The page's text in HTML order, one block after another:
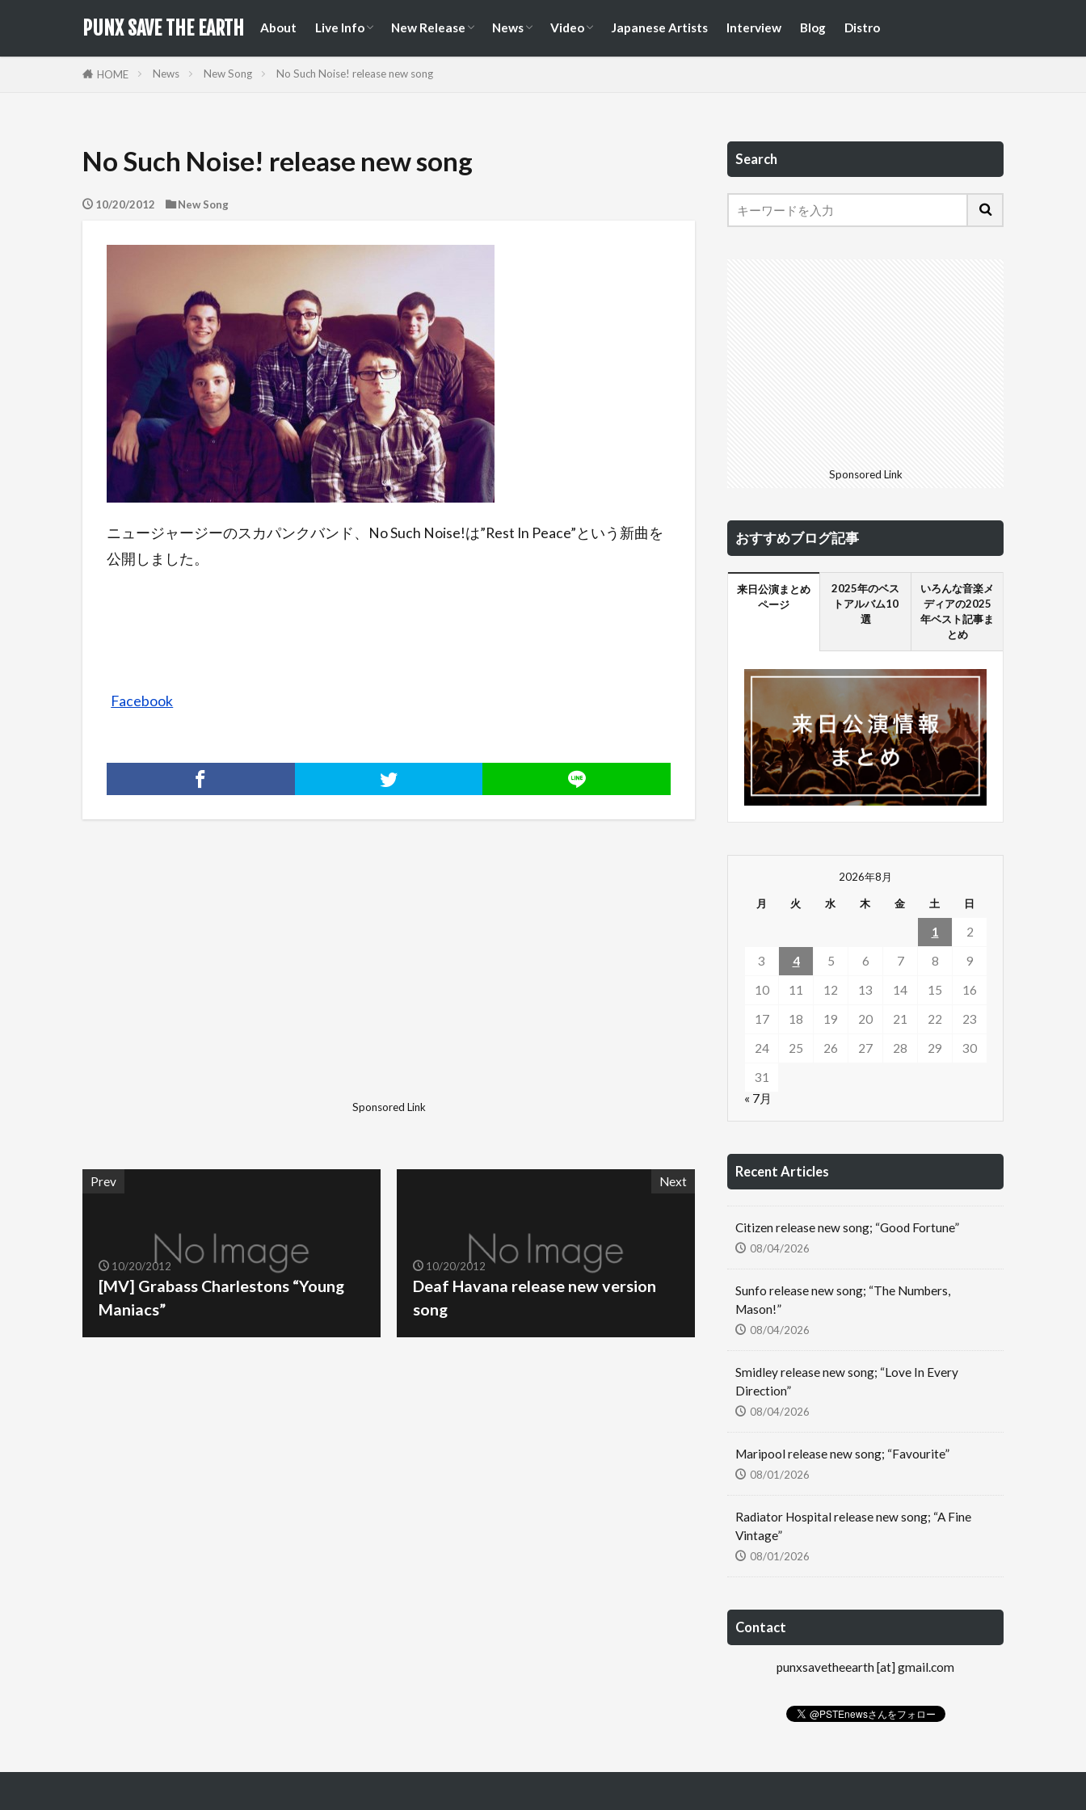
PUNX SAVE THE EARTH About Live Info New Release News Video Japanese Artists Interview Blog Distro
HOME News New Song No Such Noise! release new song
No Such Noise! release new song
10/20/2012 New Song
ニュージャージーのスカパンクバンド、No Such Noise!は”Rest In Peace”という新曲を
公開しました。
Facebook
Sponsored Link
Prev
10/20/2012
[MV] Grabass Charlestons “Young
Maniacs”
Next
10/20/2012
Deaf Havana release new version
song
Search
Sponsored Link
おすすめブログ記事
来日公演まとめ
ページ
2025年のベス
トアルバム10
選
いろんな音楽メ
ディアの2025
年ベスト記事ま
とめ
2026年8月
月 火 水 木 金 土 日
1
2
3
4 5 6 7 8
9
10
11 12 13 14 15
16
17
18 19 20 21 22
23
24
25 26 27 28 29
30
31
« 7月
Recent Articles
Citizen release new song; “Good Fortune”
08/04/2026
Sunfo release new song; “The Numbers,
Mason!”
08/04/2026
Smidley release new song; “Love In Every
Direction”
08/04/2026
Maripool release new song; “Favourite”
08/01/2026
Radiator Hospital release new song; “A Fine
Vintage”
08/01/2026
Contact
punxsavetheearth [at] gmail.com